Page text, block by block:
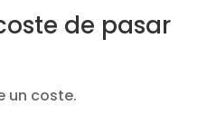
de pasar
un coste.